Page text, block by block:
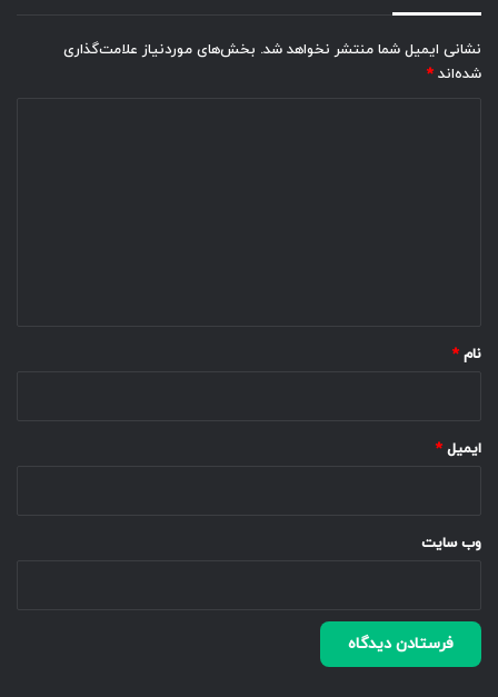
نشانی ایمیل شما منتشر نخواهد شد. بخش‌های موردنیاز علامت‌گذاری
شده‌اند *
نام *
ایمیل *
وب‌ سایت